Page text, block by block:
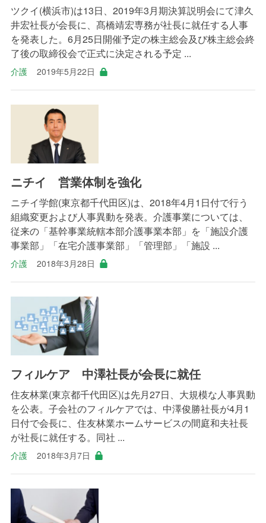
ツクイ(横浜市)は13日、2019年3月期決算説明会にて津久
井宏社長が会長に、髙橋靖宏専務が社長に就任する人事
を発表した。6月25日開催予定の株主総会及び株主総会終
了後の取締役会で正式に決定される予定 ...
介護 2019年5月22日
ニチイ 営業体制を強化
ニチイ学館(東京都千代田区)は、2018年4月1日付で行う
組織変更および人事異動を発表。介護事業については、
従来の「基幹事業統轄本部介護事業本部」を「施設介護
事業部」「在宅介護事業部」「管理部」「施設 ...
介護 2018年3月28日
フィルケア 中澤社長が会長に就任
住友林業(東京都千代田区)は先月27日、大規模な人事異動
を公表。子会社のフィルケアでは、中澤俊勝社長が4月1
日付で会長に、住友林業ホームサービスの間庭和夫社長
が社長に就任する。同社 ...
介護 2018年3月7日